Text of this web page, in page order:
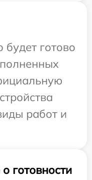
будет готово
работ и
готовности